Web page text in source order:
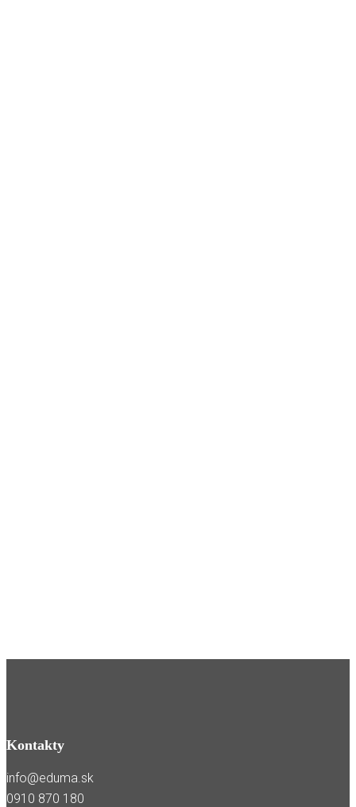
Kontakty
info@eduma.sk
0910 870 180